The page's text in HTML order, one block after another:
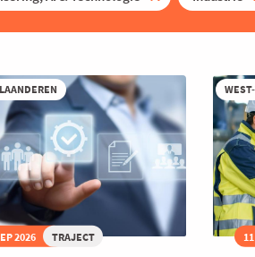
2026 TRAJECT